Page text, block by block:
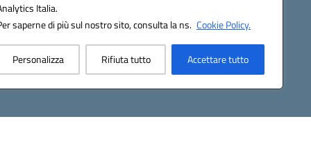
Italia.
saperne di più sul nostro sito, consulta la ns. Cookie Policy.
Personalizza Rifiuta tutto Accettare tutto